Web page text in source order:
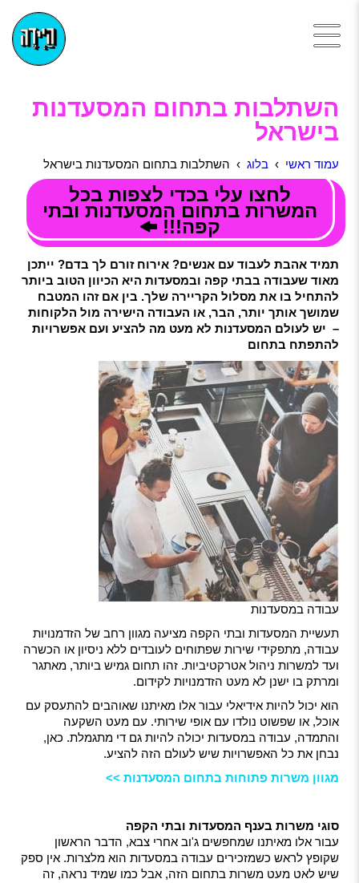
השתלבות בתחום המסעדנות
בישראל
עמוד ראשי › בלוג › השתלבות בתחום המסעדנות בישראל
לחצו עלי בכדי לצפות בכל
המשרות בתחום המסעדנות ובתי
קפה!!!
תמיד אהבת לעבוד עם אנשים? אירוח זורם לך בדם? ייתכן
מאוד שעבודה בבתי קפה ובמסעדות היא הכיוון הטוב ביותר
להתחיל בו את מסלול הקריירה שלך. בין אם זהו המטבח
שמושך אותך יותר, הבר, או העבודה הישירה מול הלקוחות
– יש לעולם המסעדנות לא מעט מה להציע ועם אפשרויות
להתפתח בתחום
עבודה במסעדנות
תעשיית המסעדות ובתי הקפה מציעה מגוון רחב של הזדמנויות
עבודה, מתפקידי שירות שפתוחים לעובדים ללא ניסיון או הכשרה
ועד למשרות ניהול אטרקטיביות. זהו תחום גמיש ביותר, מאתגר
ומרתק בו ישנן לא מעט הזדמנויות לקידום.
הוא יכול להיות אידיאלי עבור אלו מאיתנו שאוהבים להתעסק עם
אוכל, או שפשוט נולדו עם אופי שירותי. עם מעט השקעה
והתמדה, עבודה במסעדות יכולה להיות גם די מתגמלת. כאן,
נבחן את כל האפשרויות שיש לעולם הזה להציע.
מגוון משרות פתוחות בתחום המסעדנות >>
סוגי משרות בענף המסעדות ובתי הקפה
עבור אלו מאיתנו שמחפשים ג'וב אחרי צבא, הדבר הראשון
שקופץ לראש כשמזכירים עבודה במסעדות הוא מלצרות. אין ספק
שיש לאט מעט משרות בתחום הזה, אבל כמו שמיד נראה, זה